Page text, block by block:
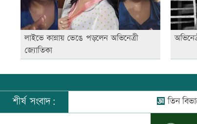
লাইভে কান্নায় ভেঙে পড়লেন অভিনেত্রী
জ্যোতিকা
শীর্ষ সংবাদ: তিন বিভাগে বন্যার